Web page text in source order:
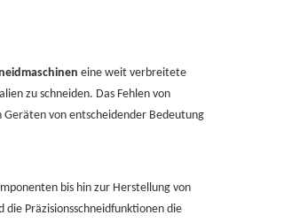
eine weit verbreitete
zu schneiden. Das Fehlen von
von entscheidender Bedeutung
bis hin zur Herstellung von
Präzisionsschneidfunktionen die